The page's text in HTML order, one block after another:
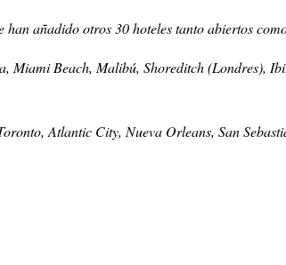
añadido otros 30 hoteles tanto abiertos
Miami Beach, Malibú, Shoreditch (Londres),
Atlantic City, Nueva Orleans, San